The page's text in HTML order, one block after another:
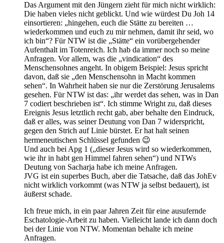
Das Argument mit den Jüngern zieht für mich nicht wirklich:
Die haben vieles nicht geblickt. Und wie würdest Du Joh 14
einsortieren: „hingehen, euch die Stätte zu bereiten …
wiederkommen und euch zu mir nehmen, damit ihr seid, wo
ich bin“? Für NTW ist die „Stätte“ ein vorübergehender
Aufenthalt im Totenreich. Ich hab da immer noch so meine
Anfragen. Vor allem, was die „vindication“ des
Menschensohnes angeht. In obigem Beispiel: Jesus spricht
davon, daß sie „den Menschensohn in Macht kommen
sehen“. In Wahrheit haben sie nur die Zerstörung Jerusalems
gesehen. Für NTW ist das: „ihr werdet das sehen, was in Dan
7 codiert beschrieben ist“. Ich stimme Wright zu, daß dieses
Ereignis Jesus letztlich recht gab, aber behalte den Eindruck,
daß er alles, was seiner Deutung von Dan 7 widerspricht,
gegen den Strich auf Linie bürstet. Er hat halt seinen
hermeneutischen Schlüssel gefunden 😉
Und auch bei Apg 1 („dieser Jesus wird so wiederkommen,
wie ihr in habt gen Himmel fahren sehen“) und NTWs
Deutung von Sacharja habe ich meine Anfragen.
JVG ist ein superbes Buch, aber die Tatsache, daß das JohEv
nicht wirklich vorkommt (was NTW ja selbst bedauert), ist
äußerst schade.
Ich freue mich, in ein paar Jahren Zeit für eine ausufernde
Eschatologie-Arbeit zu haben. Vielleicht lande ich dann doch
bei der Linie von NTW. Momentan behalte ich meine
Anfragen.